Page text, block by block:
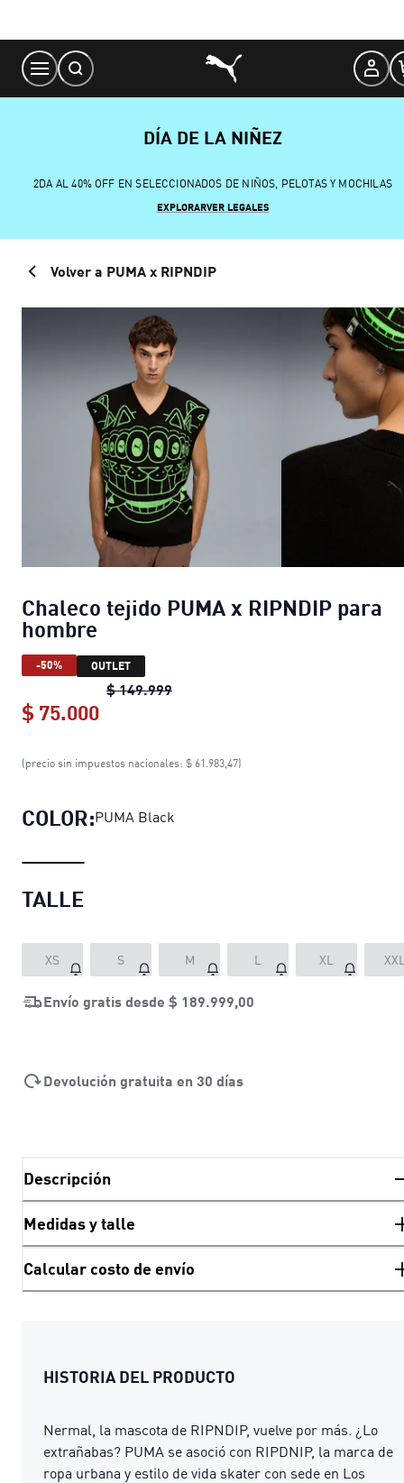
Content
DÍA DE LA NIÑEZ
2DA AL 40% OFF EN SELECCIONADOS DE NIÑOS, PELOTAS Y MOCHILAS
EXPLORARVER LEGALES
Volver a PUMA x RIPNDIP
Chaleco tejido PUMA x RIPNDIP para
hombre
-50% OUTLET
$ 149.999Chaleco tejido PUMA x RIPNDIP
$ 75.000
Chaleco tejido PUMA x RIPNDIP
(precio sin impuestos nacionales: $ 61.983,47)
COLOR:PUMA Black
TALLE
XS S M L XL
Envío gratis desde $ 189.999,00
Devolución gratuita en 30 días
Descripción
Medidas y talle
Calcular costo de envío
HISTORIA DEL PRODUCTO
Nermal, la mascota de RIPNDIP, vuelve por más. ¿Lo
extrañabas? PUMA se asoció con RIPDNIP, la marca de
ropa urbana y estilo de vida skater con sede en Los